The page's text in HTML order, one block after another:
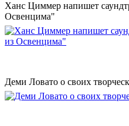
Ханс Циммер напишет
Освенцима"
Деми Ловато о своих